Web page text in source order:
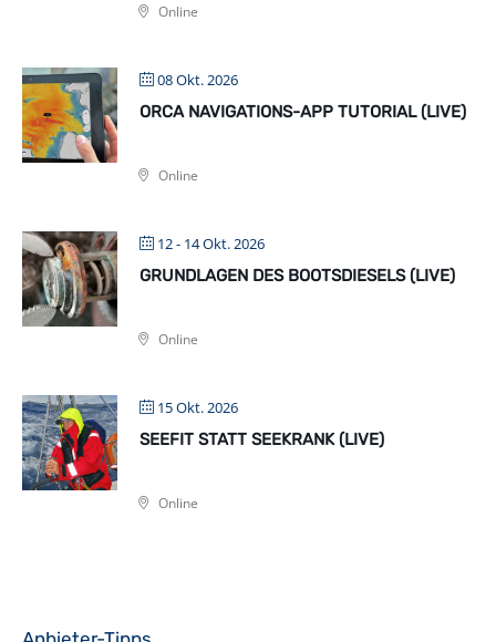
Online
08 Okt. 2026
ORCA NAVIGATIONS-APP TUTORIAL (LIVE)
Online
12 - 14 Okt. 2026
GRUNDLAGEN DES BOOTSDIESELS (LIVE)
Online
15 Okt. 2026
SEEFIT STATT SEEKRANK (LIVE)
Online